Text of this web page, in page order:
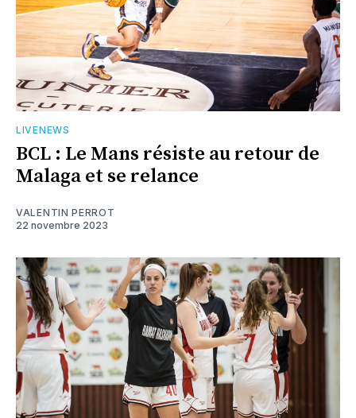
LIVENEWS
BCL : Le Mans résiste au retour de
Malaga et se relance
VALENTIN PERROT
22 novembre 2023